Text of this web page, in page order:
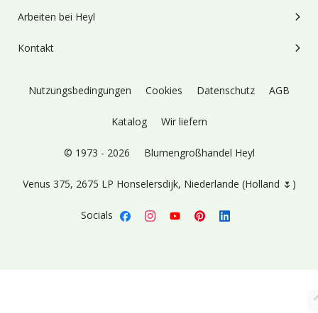
Arbeiten bei Heyl
Kontakt
Nutzungsbedingungen Cookies Datenschutz AGB
Katalog Wir liefern
© 1973 - 2026 Blumengroßhandel Heyl
Venus 375, 2675 LP Honselersdijk, Niederlande (Holland 🌷)
Socials